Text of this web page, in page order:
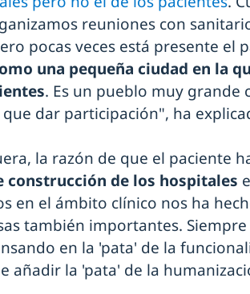
reuniones con
pocas veces está presente el
una pequeña ciudad en la
. Es un pueblo muy grande
que dar participación", ha
la razón de que el paciente
construcción de los hospitales
en el ámbito clínico nos ha
también importantes.
en la 'pata' de la
añadir la 'pata' de la